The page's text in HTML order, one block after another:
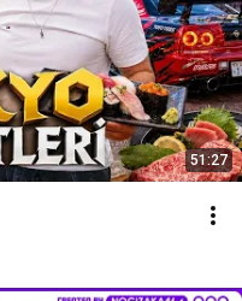
51:27